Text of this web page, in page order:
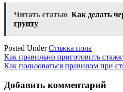
Читать статью Как делать
грунту
Posted UnderСтяжка пола
Навигация
по
записям
Как правильно приготовить
Как пользоваться правилом при
Добавить комментарий